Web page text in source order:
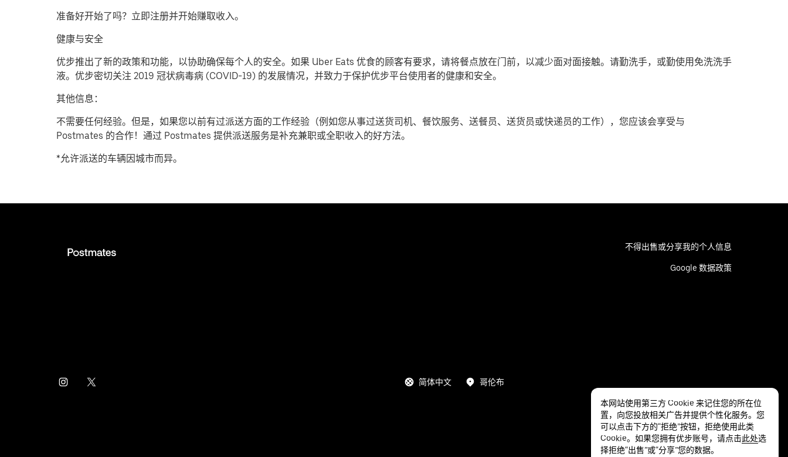
准备好开始了吗？立即注册并开始赚取收入。
健康与安全
优步推出了新的政策和功能，以协助确保每个人的安全。如果 Uber Eats 优食的顾客有要求，请将餐点放在门前，以减少面对面接触。请勤洗手，或勤使用免洗洗手
液。优步密切关注 2019 冠状病毒病 (COVID-19) 的发展情况，并致力于保护优步平台使用者的健康和安全。
其他信息：
不需要任何经验。但是，如果您以前有过派送方面的工作经验（例如您从事过送货司机、餐饮服务、送餐员、送货员或快递员的工作），您应该会享受与
Postmates 的合作！通过 Postmates 提供派送服务是补充兼职或全职收入的好方法。
*允许派送的车辆因城市而异。
不得出售或分享我的个人信息
Google 数据政策
简体中文 哥伦布
隐私 无障碍服务
本网站使用第三方 Cookie 来记住您的所在位
置，向您投放相关广告并提供个性化服务。您
可以点击下方的“拒绝”按钮，拒绝使用此类
Cookie。如果您拥有优步账号，请点击此处选
择拒绝“出售”或“分享”您的数据。